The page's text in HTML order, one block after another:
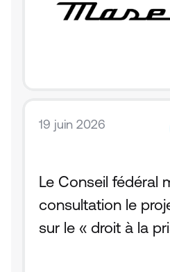
19 juin 2026
Le Conseil fédéral
consultation le
sur le « droit à la